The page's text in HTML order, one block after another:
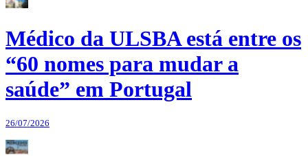
Médico da ULSBA está entre os
“60 nomes para mudar a
saúde” em Portugal
26/07/2026